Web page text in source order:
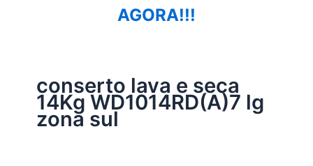
AGORA!!!
conserto lava e seca
14Kg WD1014RD(A)7 lg
zona sul